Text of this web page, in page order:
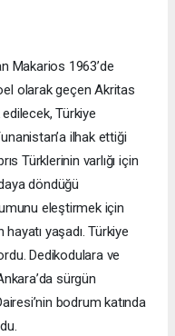
Makarios 1963’de
olarak geçen Akritas
edilecek, Türkiye
ilhak ettiği
Türklerinin varlığı için
döndüğü
eleştirmek için
yaşadı. Türkiye
Dedikodulara ve
sürgün
bodrum katında